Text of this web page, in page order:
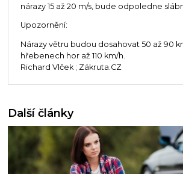
nárazy 15 až 20 m/s, bude odpoledne
Upozornění:
Nárazy větru budou dosahovat 50 až 90
hřebenech hor až 110 km/h.
Richard Vlček ; Zákruta.CZ
Další články